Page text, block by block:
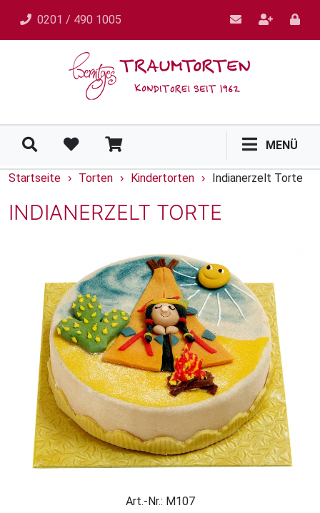
0201 / 490 1005
MENÜ
Startseite › Torten › Kindertorten › Indianerzelt Torte
INDIANERZELT TORTE
Art.-Nr.: M107